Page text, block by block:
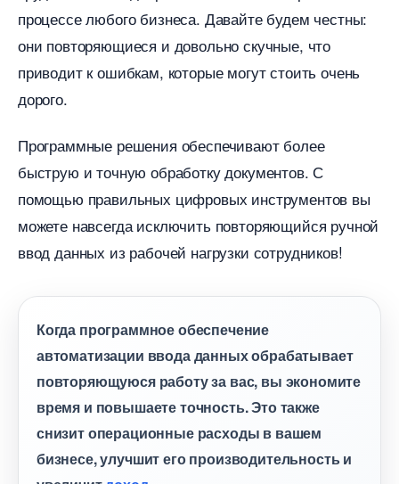
процессе любого бизнеса. Давайте будем честны:
они повторяющиеся и довольно скучные, что
приводит к ошибкам, которые могут стоить очень
дорого.
Программные решения обеспечивают более
ыструю и точную обработку документов. С
помощью правильных цифровых инструментов вы
можете навсегда исключить повторяющийся ручной
од данных из рабочей нагрузки сотрудников!
Когда программное обеспечение
автоматизации ввода данных обрабатывает
повторяющуюся работу за вас, вы экономите
ремя и повышаете точность. Это также
снизит операционные расходы в вашем
изнесе, улучшит его производительность и